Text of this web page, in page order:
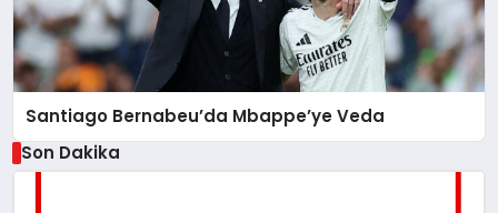
Santiago Bernabeu’da Mbappe’ye Veda
Son Dakika